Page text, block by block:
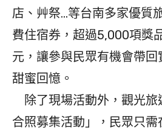
店、艸祭…等台南多家優質
費住宿券，超過5,000項獎
元，讓參與民眾有機會帶
甜蜜回憶。
除了現場活動外，觀光旅
合照募集活動」，民眾只